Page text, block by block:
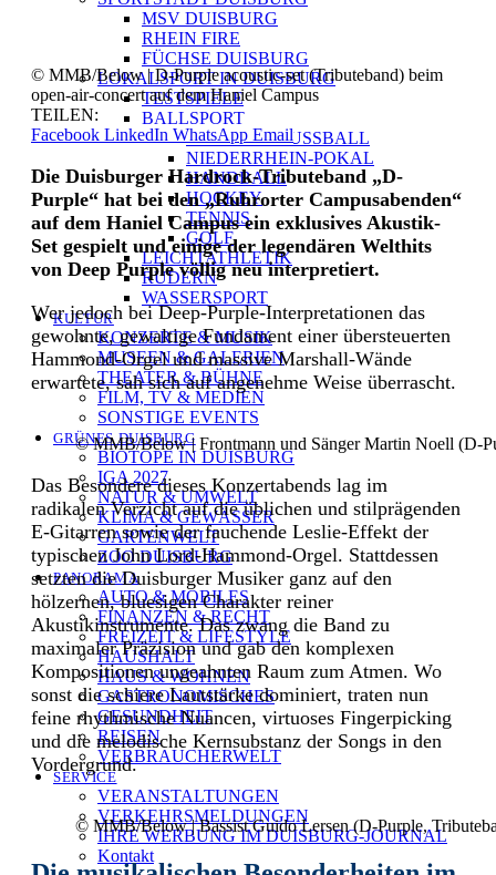
MSV DUISBURG
RHEIN FIRE
FÜCHSE DUISBURG
LOKALSPORT IN DUISBURG
TESTSPIELE
BALLSPORT
AMATEUR-FUSSBALL
NIEDERRHEIN-POKAL
HANDBALL
HOCKEY
TENNIS
GOLF
LEICHTATHLETIK
RUDERN
WASSERSPORT
KULTUR
KONZERTE & MUSIK
MUSEEN & GALERIEN
THEATER & BÜHNE
FILM, TV & MEDIEN
SONSTIGE EVENTS
GRÜNES DUISBURG
BIOTOPE IN DUISBURG
IGA 2027
NATUR & UMWELT
KLIMA & GEWÄSSER
GARTENWELT
ZOO DUISBURG
PANORAMA
AUTO & MOBILES
FINANZEN & RECHT
FREIZEIT & LIFESTYLE
HAUSHALT
HAUS & WOHNEN
GASTRONOMISCHES
GESUNDHEIT
REISEN
VERBRAUCHERWELT
SERVICE
VERANSTALTUNGEN
VERKEHRSMELDUNGEN
IHRE WERBUNG IM DUISBURG-JOURNAL
Kontakt
© MMB/Below | D-Purple acoustic-set (Tributeband) beim
open-air-concert auf dem Haniel Campus
TEILEN:
Facebook LinkedIn WhatsApp Email
Die Duisburger Hardrock-Tributeband „D-
Purple“ hat bei den „Ruhrorter Campusabenden“
auf dem Haniel Campus ein exklusives Akustik-
Set gespielt und einige der legendären Welthits
von Deep Purple völlig neu interpretiert.
Wer jedoch bei Deep-Purple-Interpretationen das
gewohnte, gewaltige Fundament einer übersteuerten
Hammond-Orgel und massive Marshall-Wände
erwartete, sah sich auf angenehme Weise überrascht.
© MMB/Below | Frontmann und Sänger Martin Noell (D-
Das Besondere dieses Konzertabends lag im
radikalen Verzicht auf die üblichen und stilprägenden
E-Gitarren sowie der fauchende Leslie-Effekt der
typischen John Lord-Hammond-Orgel. Stattdessen
setzten die Duisburger Musiker ganz auf den
hölzernen, bluesigen Charakter reiner
Akustikinstrumente. Das zwang die Band zu
maximaler Präzision und gab den komplexen
Kompositionen ungeahnten Raum zum Atmen. Wo
sonst die schiere Lautstärke dominiert, traten nun
feine rhythmische Nuancen, virtuoses Fingerpicking
und die melodische Kernsubstanz der Songs in den
Vordergrund.
© MMB/Below | Bassist Guido Lersen (D-Purple,